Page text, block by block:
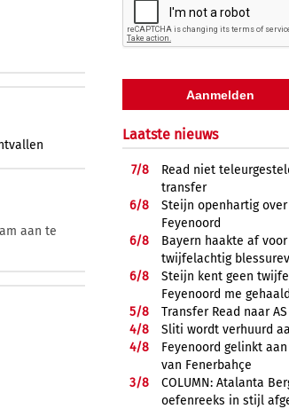
aan te
Laatste nieuws
7/8
Read niet
transfer
6/8
Steijn openhartig
Feyenoord
6/8
Bayern haakte af
twijfelachtig
6/8
Steijn kent geen
Feyenoord me
5/8
Transfer Read naar
4/8
Sliti wordt verhuurd
4/8
Feyenoord gelinkt
van Fenerbahçe
3/8
COLUMN: Atalanta
oefenreeks in stijl